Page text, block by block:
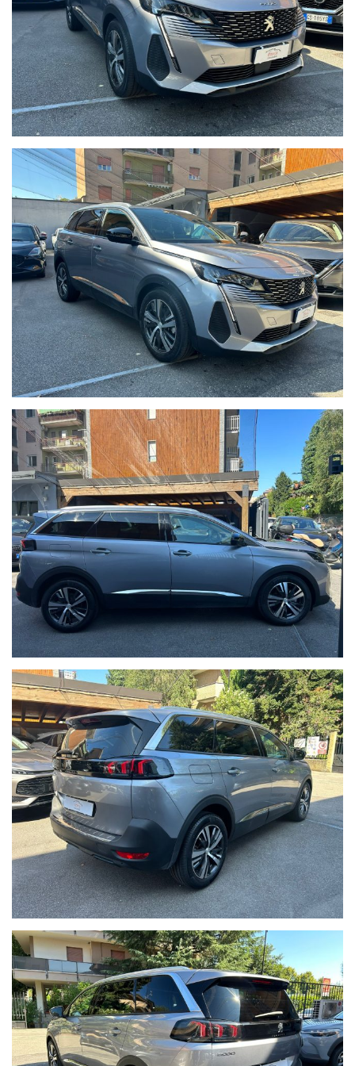
venditabrasca@gmail.com
Agisci ora: le migliori occasioni sono le prime ad andare via.
Allestimento con i seguenti optional:
Sensore Luci Automatiche
Sensore Pioggia Automatico
Lane assist
Cruise Control
Lettura Cartelli Stradali
Frenata D'emergenza
Rilevatore stanchezza
Retrocamera
Apple Car Play e Android Auto
Fari Led
Clima Automatico
Keyless
Sensori di parcheggio Anteriori e Posteriori
Vetri Privacy
Operiamo nel mercato automotive da più di 65 anni con la
massima serietà e dedizione al cliente. Tutte le nostre vetture
sono garantite, hanno il chilometraggio certificato e sono
soggette a rigorosissimi controlli prima di essere messe in
vendita.
Per ulteriori informazioni:
email oppure
tel. 02 89617387
Cell. 333 7658357 - Andrea
Cell. 393 0596200 - Roberto
Sito web: www.brascaautomobili.it
Nota bene:
Le informazioni inerenti alla vettura e alla sua documentazione
possono contenere errori o imprecisioni.
informativo.
L'onere di verifica è riservato all'acquirente.